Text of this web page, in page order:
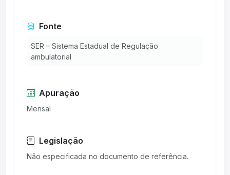
Fonte
SER – Sistema Estadual de Regulação
ambulatorial
Apuração
Mensal
Legislação